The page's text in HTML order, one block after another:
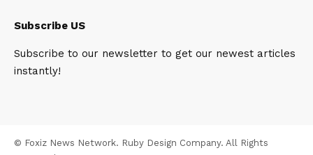
Subscribe US
Subscribe to our newsletter to get our newest articles
instantly!
© Foxiz News Network. Ruby Design Company. All Rights